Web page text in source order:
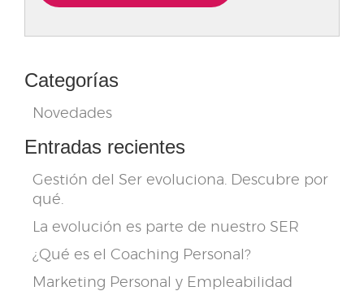
Categorías
Novedades
Entradas recientes
Gestión del Ser evoluciona. Descubre por
qué.
La evolución es parte de nuestro SER
¿Qué es el Coaching Personal?
Marketing Personal y Empleabilidad